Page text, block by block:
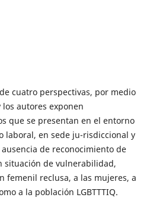
cuatro perspectivas, por medio
autores exponen
que se presentan en el entorno
laboral, en sede ju-risdiccional y
de reconocimiento de
situación de vulnerabilidad,
femenil reclusa, a las mujeres, a
a la población LGBTTTIQ.